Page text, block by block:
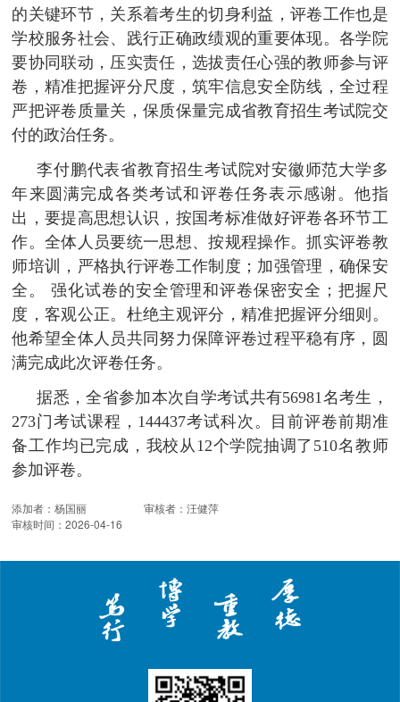
的关键环节，关系着考生的切身利益，评卷工作也是
学校服务社会、践行正确政绩观的重要体现。各学院
要协同联动，压实责任，选拔责任心强的教师参与评
卷，精准把握评分尺度，筑牢信息安全防线，全过程
严把评卷质量关，保质保量完成省教育招生考试院交
付的政治任务。
李付鹏代表省教育招生考试院对安徽师范大学多
年来圆满完成各类考试和评卷任务表示感谢。他指
出，要提高思想认识，按国考标准做好评卷各环节工
作。全体人员要统一思想、按规程操作。抓实评卷教
师培训，严格执行评卷工作制度；加强管理，确保安
全。 强化试卷的安全管理和评卷保密安全；把握尺
度，客观公正。杜绝主观评分，精准把握评分细则。
他希望全体人员共同努力保障评卷过程平稳有序，圆
满完成此次评卷任务。
据悉，全省参加本次自学考试共有56981名考生，
273门考试课程，144437考试科次。目前评卷前期准
备工作均已完成，我校从12个学院抽调了510名教师
参加评卷。
添加者：杨国丽 审核者： 汪健萍
审核时间：2026-04-16